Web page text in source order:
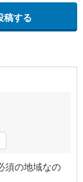
稿する
須の地域なの